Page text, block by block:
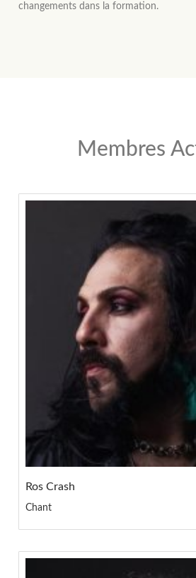
changements dans la formation.
Membres
Ros Crash
Chant